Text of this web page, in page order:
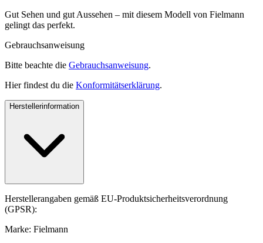
Gut Sehen und gut Aussehen – mit diesem Modell von Fielmann
gelingt das perfekt.
Gebrauchsanweisung
Bitte beachte die Gebrauchsanweisung.
Hier findest du die Konformitätserklärung.
Herstellerinformation
Herstellerangaben gemäß EU-Produktsicherheitsverordnung
(GPSR):
Marke: Fielmann